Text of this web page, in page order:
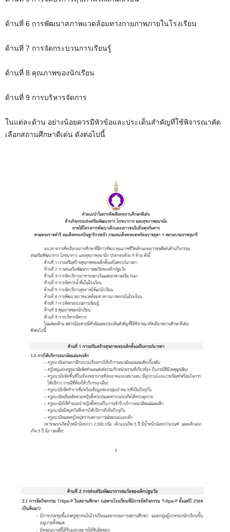
ด้านที่ 6 การพัฒนาสภาพแวดล้อมทางกายภาพภายในโรงเรียน
ด้านที่ 7 การจัดกระบวนการเรียนรู้
ด้านที่ 8 คุณภาพของนักเรียน
ด้านที่ 9 การบริหารจัดการ
ในแต่ละด้าน อย่างน้อยควรมีหัวข้อและประเด็นสำคัญที่ใช้พิจารณาคัด
เลือกสถานศึกษาดีเด่น ดังต่อไปนี้